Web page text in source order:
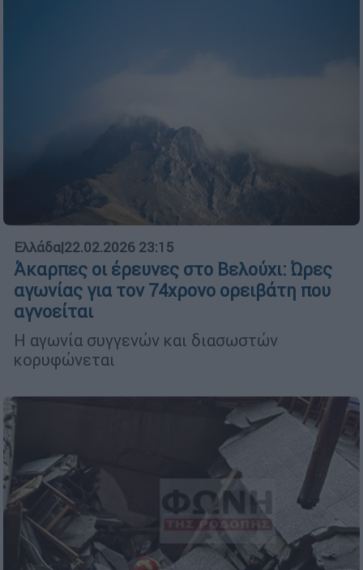
Ελλάδα|22.02.2026 23:15
Άκαρπες οι έρευνες στο Βελούχι: Ώρες
αγωνίας για τον 74χρονο ορειβάτη που
αγνοείται
Η αγωνία συγγενών και διασωστών
κορυφώνεται